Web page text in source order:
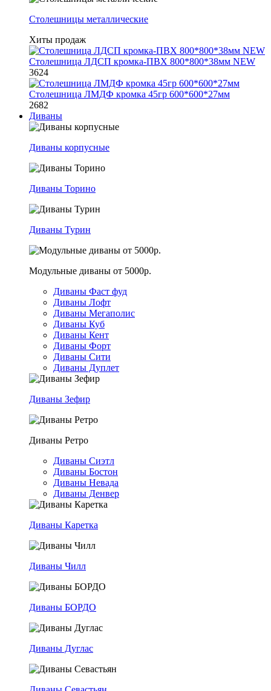
Столешницы металлические
Хиты продаж
Столешница ЛДСП кромка-ПВХ 800*800*38мм NEW
3624
Столешница ЛМДФ кромка 45гр 600*600*27мм
2682
Диваны
Диваны корпусные
Диваны Торино
Диваны Турин
Модульные диваны от 5000р.
Диваны Фаст фуд
Диваны Лофт
Диваны Мегаполис
Диваны Куб
Диваны Кент
Диваны Форт
Диваны Сити
Диваны Дуплет
Диваны Зефир
Диваны Ретро
Диваны Сиэтл
Диваны Бостон
Диваны Невада
Диваны Денвер
Диваны Каретка
Диваны Чилл
Диваны БОРДО
Диваны Дуглас